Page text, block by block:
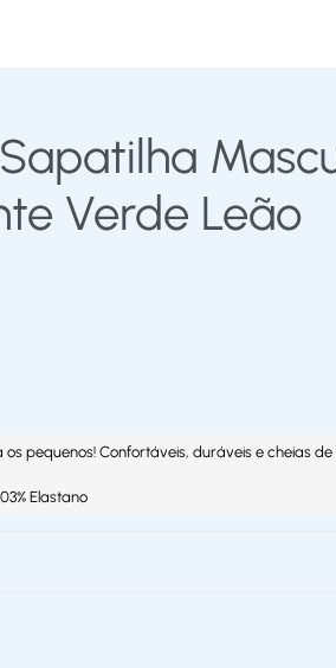
Verde Leão
pequenos! Confortáveis, duráveis e cheias de
Elastano